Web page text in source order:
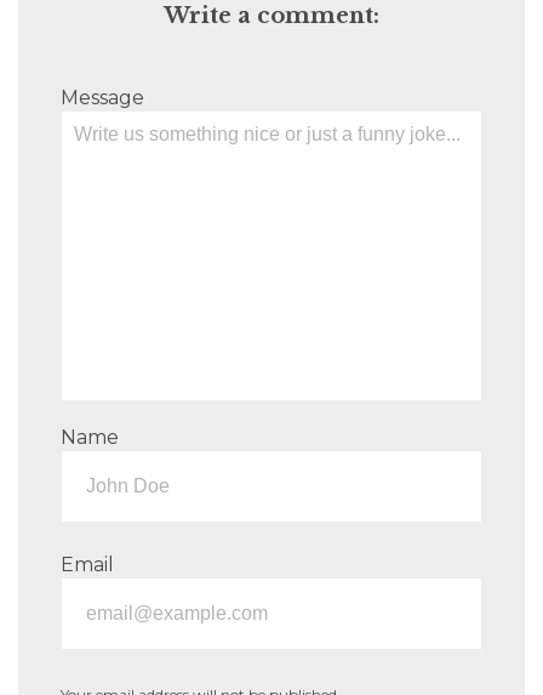
Write a comment:
Message
Name
Email